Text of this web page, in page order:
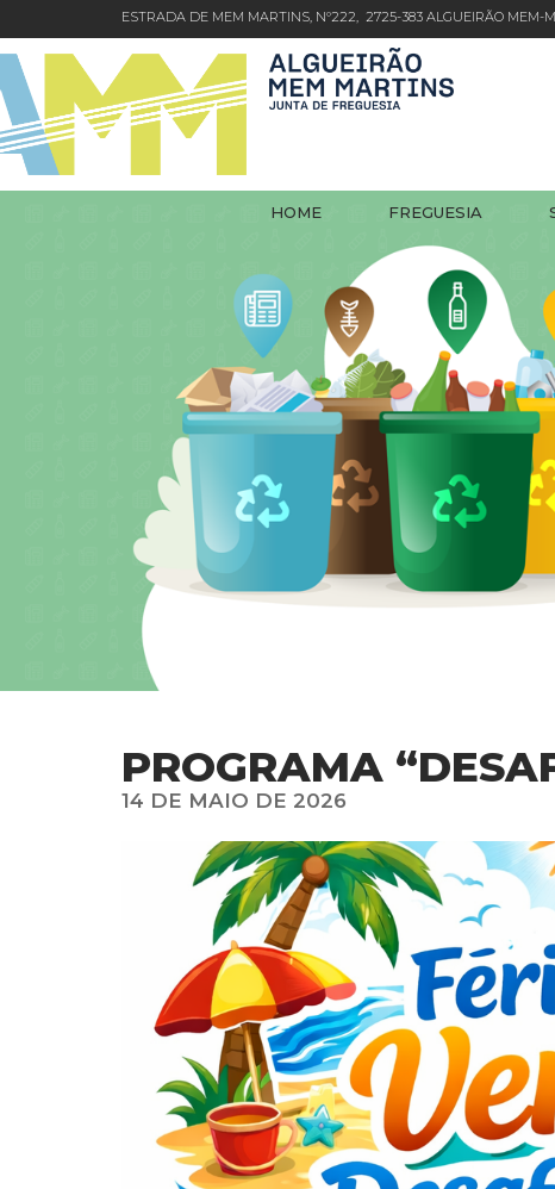
ESTRADA DE MEM MARTINS, Nº222, 2725-383 ALGUEIRÃO
HOME FREGUESIA
PROGRAMA
14 DE MAIO DE 2026